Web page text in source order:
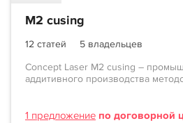
M2 cusing
12 статей
5 владельцев
Concept Laser M2 cusing –
аддитивного производства
1 предложение по договорной